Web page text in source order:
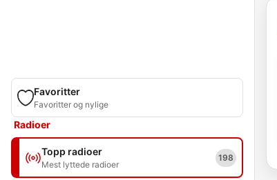
Favoritter
Favoritter og nylige
Radioer
Topp radioer
Mest lyttede radioer
198